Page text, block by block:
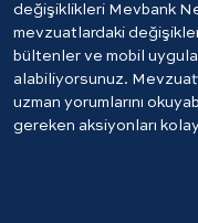
değişiklikleri Mevbank
mevzuatlardaki
bültenler ve mobil
alabiliyorsunuz.
uzman yorumlarını
gereken aksiyonları